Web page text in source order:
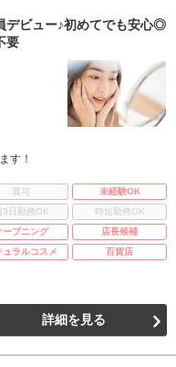
デビュー♪初めてでも安心◎
要
す！
賞与
未経験OK
3日勤務OK
時短勤務OK
ープニング
店長候補
ュラルコスメ 百貨店
詳細を見る